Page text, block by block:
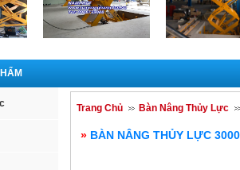
Trang Chủ Bàn Nâng Thủy Lực
» BÀN NÂNG THỦY LỰC